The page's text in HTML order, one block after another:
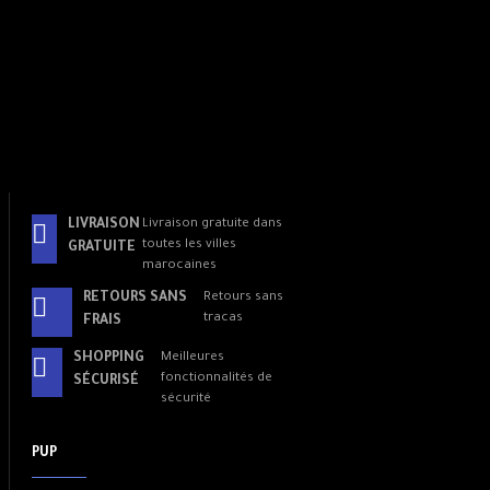
LIVRAISON
GRATUITE
Livraison gratuite dans
toutes les villes
marocaines
RETOURS SANS
FRAIS
Retours sans
tracas
SHOPPING
SÉCURISÉ
Meilleures
fonctionnalités de
sécurité
PUP